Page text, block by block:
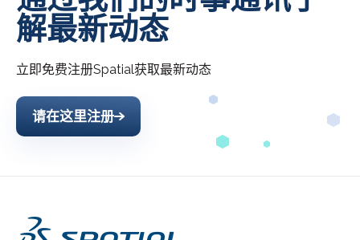
解最新动态
立即免费注册Spatial获取最新动态
请在这里注册